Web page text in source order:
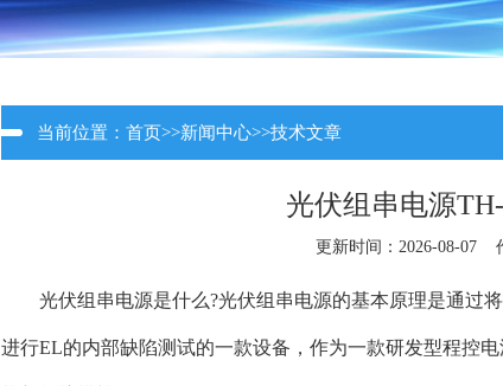
当前位置：首页>>新闻中心>>技术文章
光伏组串电源
更新时间：2026-08-07
光伏组串电源是什么?光伏组串电源的基本原理是通过
进行EL的内部缺陷测试的一款设备，作为一款研发型程控